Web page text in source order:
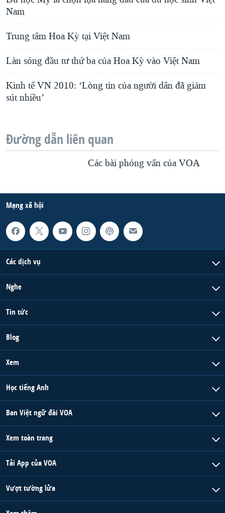
Nam
Trung tâm Hoa Kỳ tại Việt Nam
Làn sóng đầu tư thứ ba của Hoa Kỳ vào Việt Nam
Kinh tế VN 2010: ‘Lòng tin của người dân đã giảm
sút nhiều’
Đường dẫn liên quan
Các bài phỏng vấn của VOA
Mạng xã hội
Các dịch vụ
Nghe
Tin tức
Blog
Xem
Học tiếng Anh
Ban Việt ngữ đài VOA
Xem toàn trang
Tải App của VOA
Vượt tường lửa